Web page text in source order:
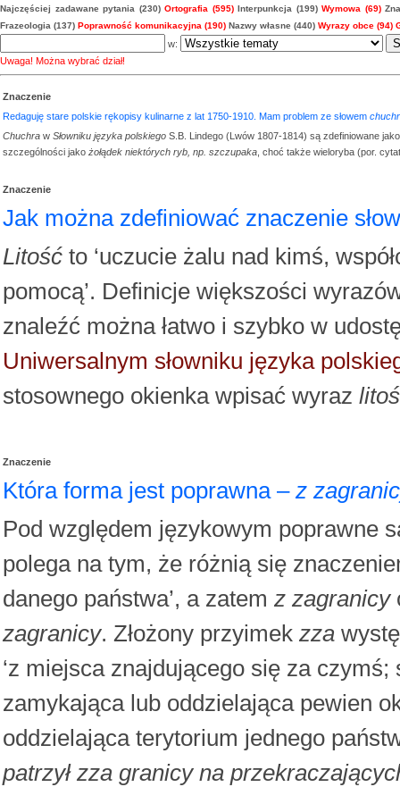
Najczęściej zadawane pytania (230) Ortografia (595) Interpunkcja (199) Wymowa (69)
Frazeologia (137) Poprawność komunikacyjna (190) Nazwy własne (440) Wyrazy obce (94)
w:
Uwaga! Można wybrać dział!
Znaczenie
Redaguję stare polskie rękopisy kulinarne z lat 1750-1910. Mam problem ze słowem
Chuchra w Słowniku języka polskiego S.B. Lindego (Lwów 1807-1814) są zdefiniowane
szczególności jako żołądek niektórych ryb, np. szczupaka , choć także wieloryba (por.
Znaczenie
Jak można zdefiniować znaczenie
Litość to ‘uczucie żalu nad kimś,
pomocą’. Definicje większości
znaleźć można łatwo i szybko w
Uniwersalnym słowniku języka
stosownego okienka wpisać wyraz
Znaczenie
Która forma jest poprawna – z
Pod względem językowym poprawne
polega na tym, że różnią się
danego państwa’, a zatem z zagranicy
zagranicy. Złożony przyimek zza
‘z miejsca znajdującego się za czymś;
zamykająca lub oddzielająca pewien
oddzielająca terytorium jednego
patrzył zza granicy na